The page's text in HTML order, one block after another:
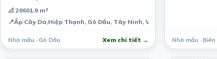
📐 20601.9 m²
📍Ấp Cây Da,Hiệp Thạnh, Gò Dầu, Tây Ninh, Vietnam
Nhà mẫu · Gò Dầu Xem chi tiết → Nhà mẫu ·